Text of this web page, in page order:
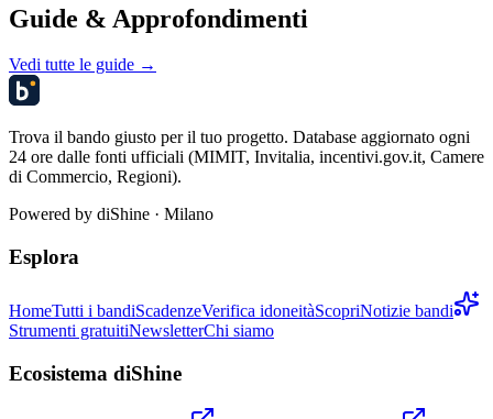
Guide & Approfondimenti
Vedi tutte le guide →
Trova il bando giusto per il tuo progetto. Database aggiornato ogni
24 ore dalle fonti ufficiali (MIMIT, Invitalia, incentivi.gov.it, Camere
di Commercio, Regioni).
Powered by diShine · Milano
Esplora
HomeTutti i bandiScadenzeVerifica idoneitàScopriNotizie bandi
Strumenti gratuitiNewsletterChi siamo
Ecosistema diShine